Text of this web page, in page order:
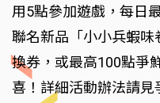
用5點參加遊戲，每日
聯名新品「小小兵蝦
換券，或最高100點爭
喜！詳細活動辦法請見